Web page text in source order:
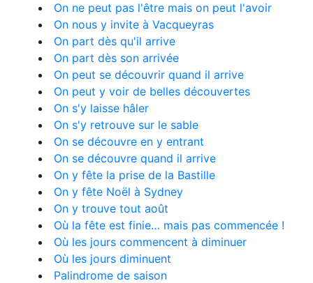
On ne peut pas l'être mais on peut l'avoir
On nous y invite à Vacqueyras
On part dès qu'il arrive
On part dès son arrivée
On peut se découvrir quand il arrive
On peut y voir de belles découvertes
On s'y laisse hâler
On s'y retrouve sur le sable
On se découvre en y entrant
On se découvre quand il arrive
On y fête la prise de la Bastille
On y fête Noël à Sydney
On y trouve tout août
Où la fête est finie… mais pas commencée !
Où les jours commencent à diminuer
Où les jours diminuent
Palindrome de saison